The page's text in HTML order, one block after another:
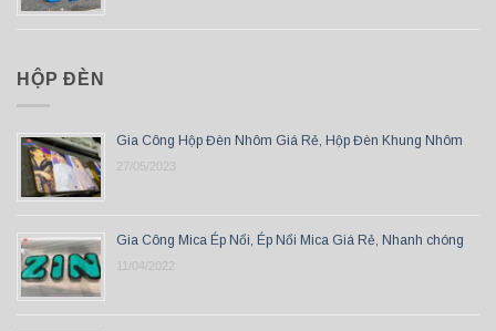
HỘP ĐÈN
Gia Công Hộp Đèn Nhôm Giá Rẻ, Hộp Đèn Khung Nhôm
27/05/2023
Gia Công Mica Ép Nổi, Ép Nổi Mica Giá Rẻ, Nhanh chóng
11/04/2022